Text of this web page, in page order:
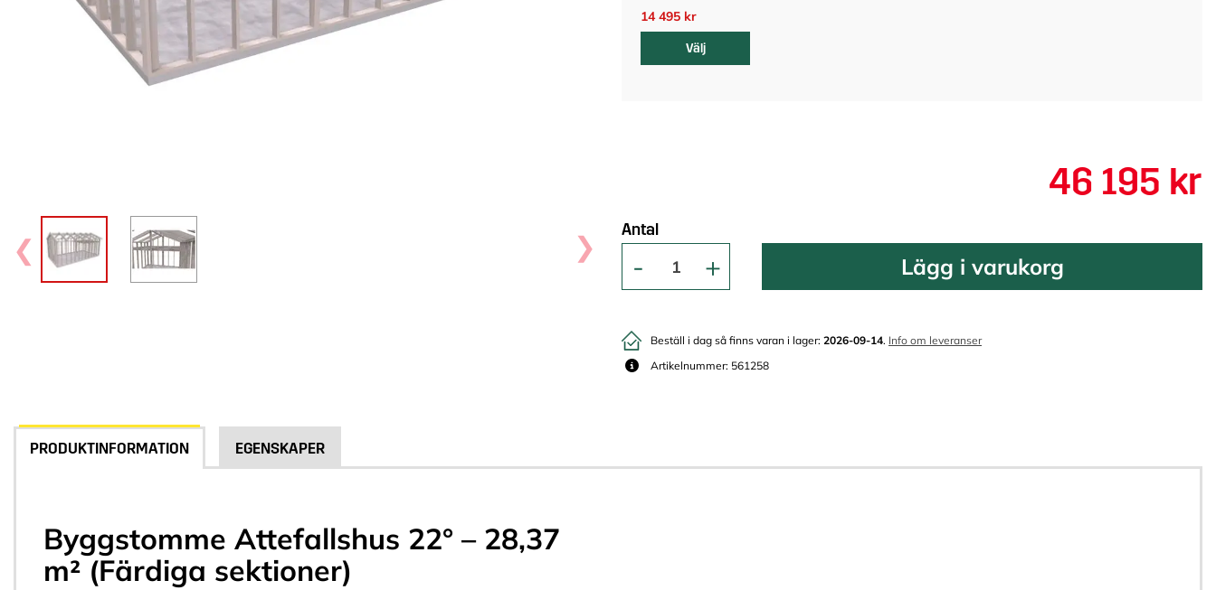
14 495 kr
Välj
46 195 kr
Antal
Lägg i varukorg
Beställ i dag så finns varan i lager: 2026-09-14. Info om leveranser
Artikelnummer: 561258
PRODUKTINFORMATION EGENSKAPER
Byggstomme Attefallshus 22° – 28,37
m² (Färdiga sektioner)